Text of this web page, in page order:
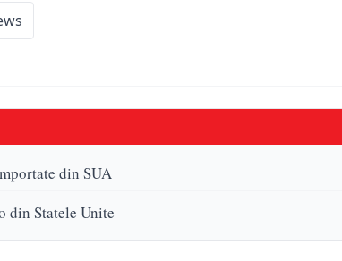
din SUA
din Statele Unite